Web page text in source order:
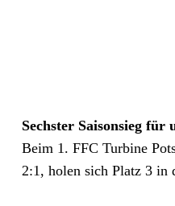
Sechster Saisonsieg für
Beim 1. FFC Turbine
2:1, holen sich Platz 3 in